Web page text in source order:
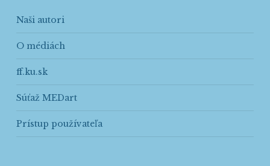
Naši autori
O médiách
ff.ku.sk
Súťaž MEDart
Prístup používateľa